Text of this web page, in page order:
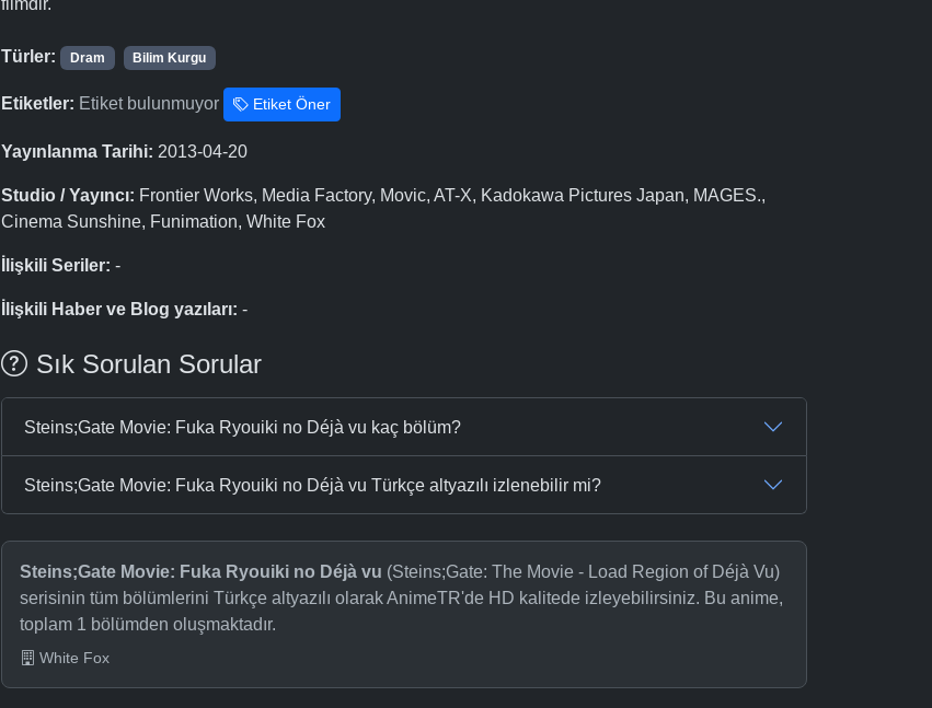
filmdir.
Türler: Dram Bilim Kurgu
Etiketler: Etiket bulunmuyor Etiket Öner
Yayınlanma Tarihi: 2013-04-20
Studio / Yayıncı: Frontier Works, Media Factory, Movic, AT-X, Kadokawa Pictures Japan, MAGES.,
Cinema Sunshine, Funimation, White Fox
İlişkili Seriler: -
İlişkili Haber ve Blog yazıları: -
Sık Sorulan Sorular
Steins;Gate Movie: Fuka Ryouiki no Déjà vu kaç bölüm?
Steins;Gate Movie: Fuka Ryouiki no Déjà vu Türkçe altyazılı izlenebilir mi?
Steins;Gate Movie: Fuka Ryouiki no Déjà vu (Steins;Gate: The Movie - Load Region of Déjà Vu)
serisinin tüm bölümlerini Türkçe altyazılı olarak AnimeTR'de HD kalitede izleyebilirsiniz. Bu anime,
toplam 1 bölümden oluşmaktadır.
White Fox